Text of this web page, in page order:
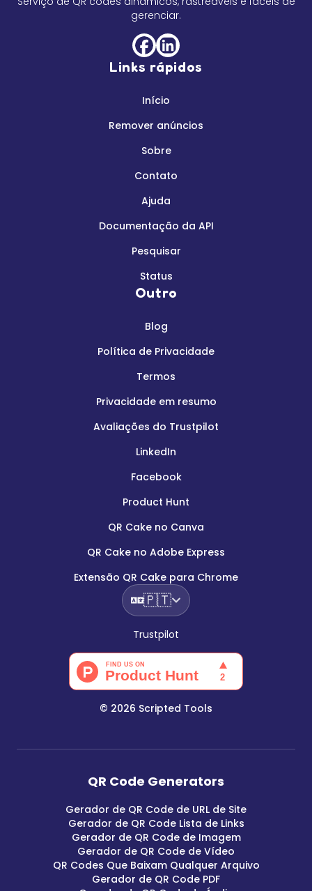
gerenciar.
Links rápidos
Início
Remover anúncios
Sobre
Contato
Ajuda
Documentação da API
Pesquisar
Status
Outro
Blog
Política de Privacidade
Termos
Privacidade em resumo
Avaliações do Trustpilot
LinkedIn
Facebook
Product Hunt
QR Cake no Canva
QR Cake no Adobe Express
Extensão QR Cake para Chrome
🇵🇹
Trustpilot
© 2026 Scripted Tools
QR Code Generators
Gerador de QR Code de URL de Site
Gerador de QR Code Lista de Links
Gerador de QR Code de Imagem
Gerador de QR Code de Vídeo
QR Codes Que Baixam Qualquer Arquivo
Gerador de QR Code PDF